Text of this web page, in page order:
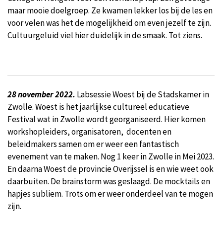
maar mooie doelgroep. Ze kwamen lekker los bij de les en
voor velen was het de mogelijkheid om even jezelf te zijn.
Cultuurgeluid viel hier duidelijk in de smaak. Tot ziens.
28 november 2022. Labsessie Woest bij de Stadskamer in
Zwolle. Woest is het jaarlijkse cultureel educatieve
Festival wat in Zwolle wordt georganiseerd. Hier komen
workshopleiders, organisatoren, docenten en
beleidmakers samen om er weer een fantastisch
evenement van te maken. Nog 1 keer in Zwolle in Mei 2023.
En daarna Woest de provincie Overijssel is en wie weet ook
daarbuiten. De brainstorm was geslaagd. De mocktails en
hapjes subliem. Trots om er weer onderdeel van te mogen
zijn.